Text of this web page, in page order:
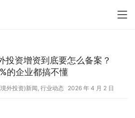
投资增资到底要怎么备案？
的企业都搞不懂
外投资)新闻, 行业动态 2026 年 4 月 2 日